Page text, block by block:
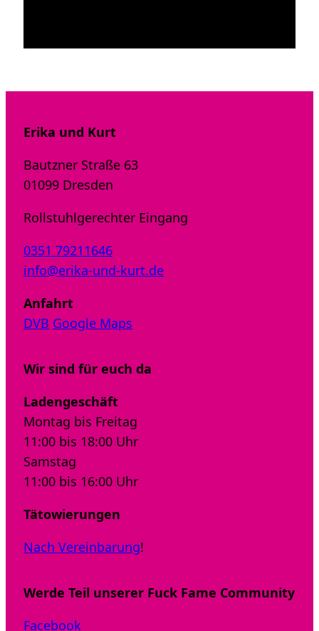
Erika und Kurt
Bautzner Straße 63
01099 Dresden
Rollstuhlgerechter Eingang
0351 79211646
info@erika-und-kurt.de
Anfahrt
DVB Google Maps
Wir sind für euch da
Ladengeschäft
Montag bis Freitag
11:00 bis 18:00 Uhr
Samstag
11:00 bis 16:00 Uhr
Tätowierungen
Nach Vereinbarung!
Werde Teil unserer Fuck Fame Community
Facebook